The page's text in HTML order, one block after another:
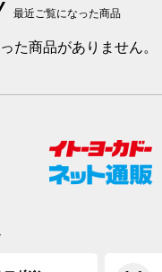
最近ご覧になった商品
た商品がありません。